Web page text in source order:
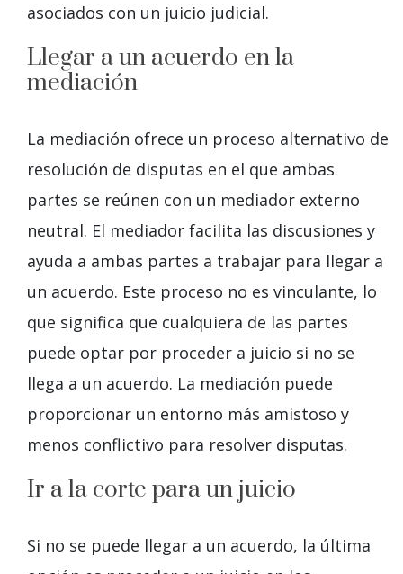
asociados con un juicio judicial.
Llegar a un acuerdo en la
mediación
La mediación ofrece un proceso alternativo de
resolución de disputas en el que ambas
partes se reúnen con un mediador externo
neutral. El mediador facilita las discusiones y
ayuda a ambas partes a trabajar para llegar a
un acuerdo. Este proceso no es vinculante, lo
que significa que cualquiera de las partes
puede optar por proceder a juicio si no se
llega a un acuerdo. La mediación puede
proporcionar un entorno más amistoso y
menos conflictivo para resolver disputas.
Ir a la corte para un juicio
Si no se puede llegar a un acuerdo, la última